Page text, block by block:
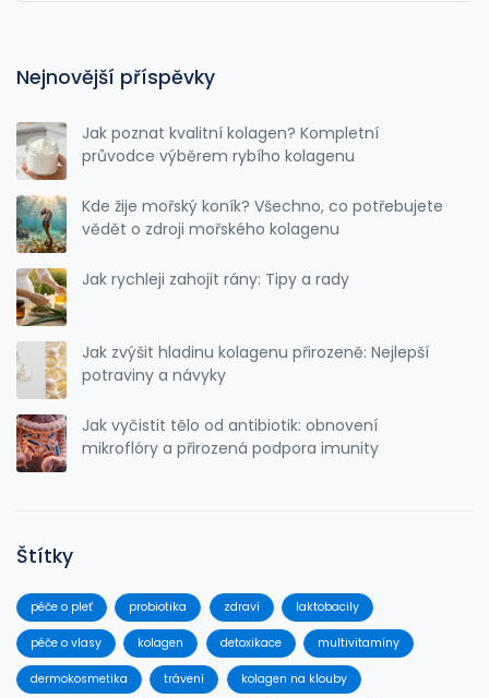
Nejnovější příspěvky
Jak poznat kvalitní kolagen? Kompletní
průvodce výběrem rybího kolagenu
Kde žije mořský koník? Všechno, co potřebujete
vědět o zdroji mořského kolagenu
Jak rychleji zahojit rány: Tipy a rady
Jak zvýšit hladinu kolagenu přirozeně: Nejlepší
potraviny a návyky
Jak vyčistit tělo od antibiotik: obnovení
mikroflóry a přirozená podpora imunity
Štítky
péče o pleť probiotika zdraví laktobacily
péče o vlasy kolagen detoxikace multivitamíny
dermokosmetika trávení kolagen na klouby